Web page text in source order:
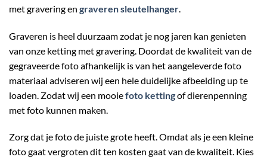
met gravering en graveren sleutelhanger.
Graveren is heel duurzaam zodat je nog jaren kan genieten
van onze ketting met gravering. Doordat de kwaliteit van de
gegraveerde foto afhankelijk is van het aangeleverde foto
materiaal adviseren wij een hele duidelijke afbeelding up te
loaden. Zodat wij een mooiefoto kettingof dierenpenning
met foto kunnen maken.
Zorg dat je foto de juiste grote heeft. Omdat als je een kleine
foto gaat vergroten dit ten kosten gaat van de kwaliteit. Kies